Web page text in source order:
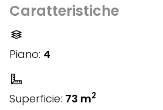
Caratteristiche
Piano: 4
Superficie: 73 m2